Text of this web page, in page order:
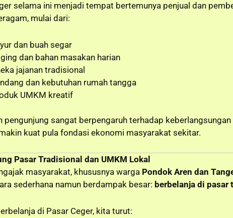
selama ini menjadi tempat bertemunya penjual dan
mulai dari:
dan buah segar
dan bahan masakan harian
jajanan tradisional
dan kebutuhan rumah tangga
UMKM kreatif
pengunjung sangat berpengaruh terhadap
kuat pula fondasi ekonomi masyarakat sekitar.
Pasar Tradisional dan UMKM Lokal
masyarakat, khususnya warga Pondok Aren dan
sederhana namun berdampak besar: berbelanja di pasar
di Pasar Ceger, kita turut: